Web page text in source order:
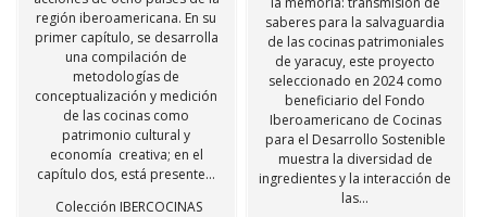
región iberoamericana. En su
primer capítulo, se desarrolla
una compilación de
metodologías de
conceptualización y medición
de las cocinas como
patrimonio cultural y
economía creativa; en el
capítulo dos, está presente...
Colección IBERCOCINAS
saberes para la salvaguardia
de las cocinas patrimoniales
de yaracuy, este proyecto
seleccionado en 2024 como
beneficiario del Fondo
Iberoamericano de Cocinas
para el Desarrollo Sostenible
muestra la diversidad de
ingredientes y la interacción de
las...